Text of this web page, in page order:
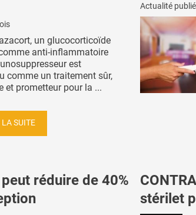
un glucocorticoïde
anti-inflammatoire
est
comme un traitement sûr,
et prometteur pour la ...
LA SUITE
Actualité
réduire de 40%
stérilet